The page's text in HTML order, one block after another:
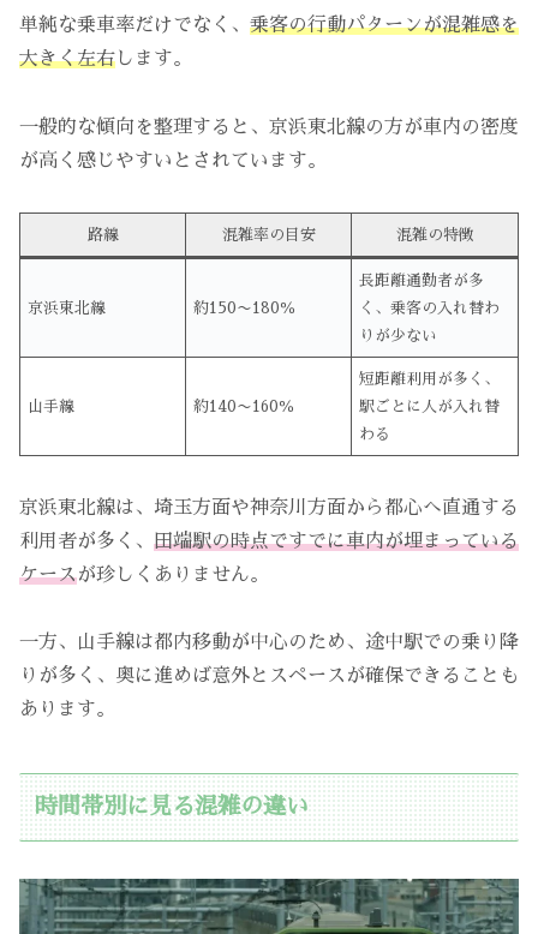
単純な乗車率だけでなく、 乗客の行動パターンが混雑感を
大きく左右 します。
一般的な傾向を整理すると、京浜東北線の方が車内の密度
が高く感じやすいとされています。
路線 混雑率の目安 混雑の特徴
京浜東北線 約150〜180％
長距離通勤者が多
く、乗客の入れ替わ
りが少ない
山手線 約140〜160％
短距離利用が多く、
駅ごとに人が入れ替
わる
京浜東北線は、埼玉方面や神奈川方面から都心へ直通する
利用者が多く、 田端駅の時点ですでに車内が埋まっている
ケースが珍しくありません。
一方、山手線は都内移動が中心のため、途中駅での乗り降
りが多く、奥に進めば意外とスペースが確保できることも
あります。
時間帯別に見る混雑の違い